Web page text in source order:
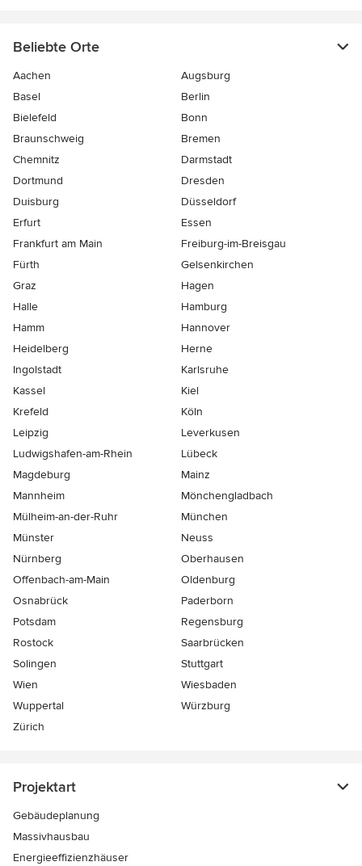
Beliebte Orte
Aachen
Augsburg
Basel
Berlin
Bielefeld
Bonn
Braunschweig
Bremen
Chemnitz
Darmstadt
Dortmund
Dresden
Duisburg
Düsseldorf
Erfurt
Essen
Frankfurt am Main
Freiburg-im-Breisgau
Fürth
Gelsenkirchen
Graz
Hagen
Halle
Hamburg
Hamm
Hannover
Heidelberg
Herne
Ingolstadt
Karlsruhe
Kassel
Kiel
Krefeld
Köln
Leipzig
Leverkusen
Ludwigshafen-am-Rhein
Lübeck
Magdeburg
Mainz
Mannheim
Mönchen­gladbach
Mülheim-an-der-Ruhr
München
Münster
Neuss
Nürnberg
Oberhausen
Offenbach-am-Main
Oldenburg
Osnabrück
Paderborn
Potsdam
Regensburg
Rostock
Saarbrücken
Solingen
Stuttgart
Wien
Wiesbaden
Wuppertal
Würzburg
Zürich
Projektart
Gebäudeplanung
Massivhausbau
Energieeffizienzhäuser